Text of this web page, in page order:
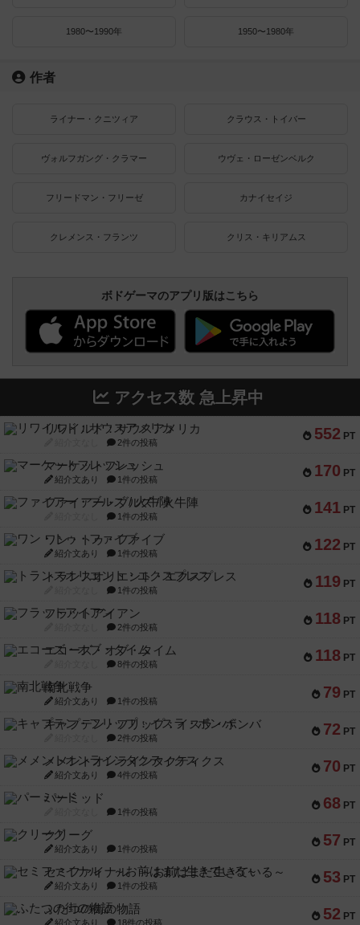
1980〜1990年 1950〜1980年
作者
ライナー・クニツィア クラウス・トイバー
ヴォルフガング・クラマー ウヴェ・ローゼンベルク
フリードマン・フリーゼ カナイセイジ
クレメンス・フランツ クリス・キリアムス
ボドゲーマのアプリ版はこちら
アクセス数 急上昇中
552 PT
リワイルド：サウスアメリカ
2件の投稿
170 PT
マーケットフレッシュ
紹介文あり 1件の投稿
141 PT
ファイアー・ブルズ / 火牛陣
1件の投稿
122 PT
ワン・トゥ・ファイブ
紹介文あり 1件の投稿
119 PT
トランスオリエント・エクスプレス
1件の投稿
118 PT
フラットアイアン
2件の投稿
118 PT
エコーズ・オブ・タイム
8件の投稿
79 PT
南北戦争
紹介文あり 1件の投稿
72 PT
キャプテン・フリップ：イスラ・ボンバ
2件の投稿
70 PT
メメントオンラインタクティクス
紹介文あり 4件の投稿
68 PT
パーミッド
1件の投稿
57 PT
クリーグ
紹介文あり 1件の投稿
53 PT
セミファイナル ～お前はまだ生きている～
紹介文あり 1件の投稿
52 PT
ふたつの街の物語
紹介文あり 18件の投稿